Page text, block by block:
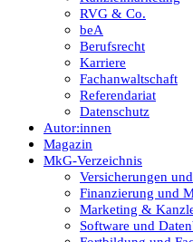
RVG & Co.
beA
Berufsrecht
Karriere
Fachanwaltschaft
Referendariat
Datenschutz
Autor:innen
Magazin
MkG-Verzeichnis
Versicherungen
Finanzierung und
Marketing &
Software und